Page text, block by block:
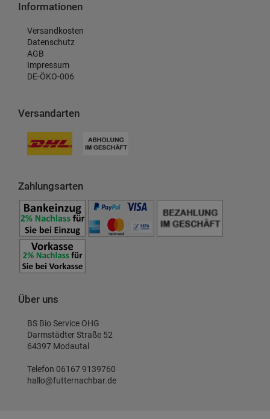
Informationen
Versandkosten
Datenschutz
AGB
Impressum
DE-ÖKO-006
Versandarten
Zahlungsarten
Über uns
BS Bio Service OHG
Darmstädter Straße 52
64397 Modautal
Telefon 06167 9139760
hallo@futternachbar.de